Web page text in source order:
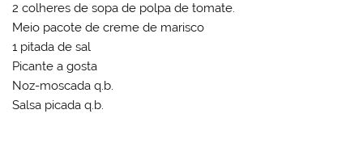
2 colheres de sopa de polpa de tomate.
Meio pacote de creme de marisco
1 pitada de sal
Picante a gosta
Noz-moscada q.b.
Salsa picada q.b.